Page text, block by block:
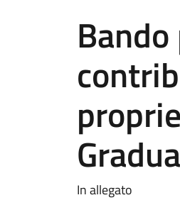
In allegato